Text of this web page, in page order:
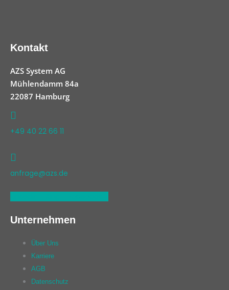
Kontakt
AZS System AG
Mühlendamm 84a
22087 Hamburg
+49 40 22 66 11
anfrage@azs.de
Unternehmen
Über Uns
Karriere
AGB
Datenschutz